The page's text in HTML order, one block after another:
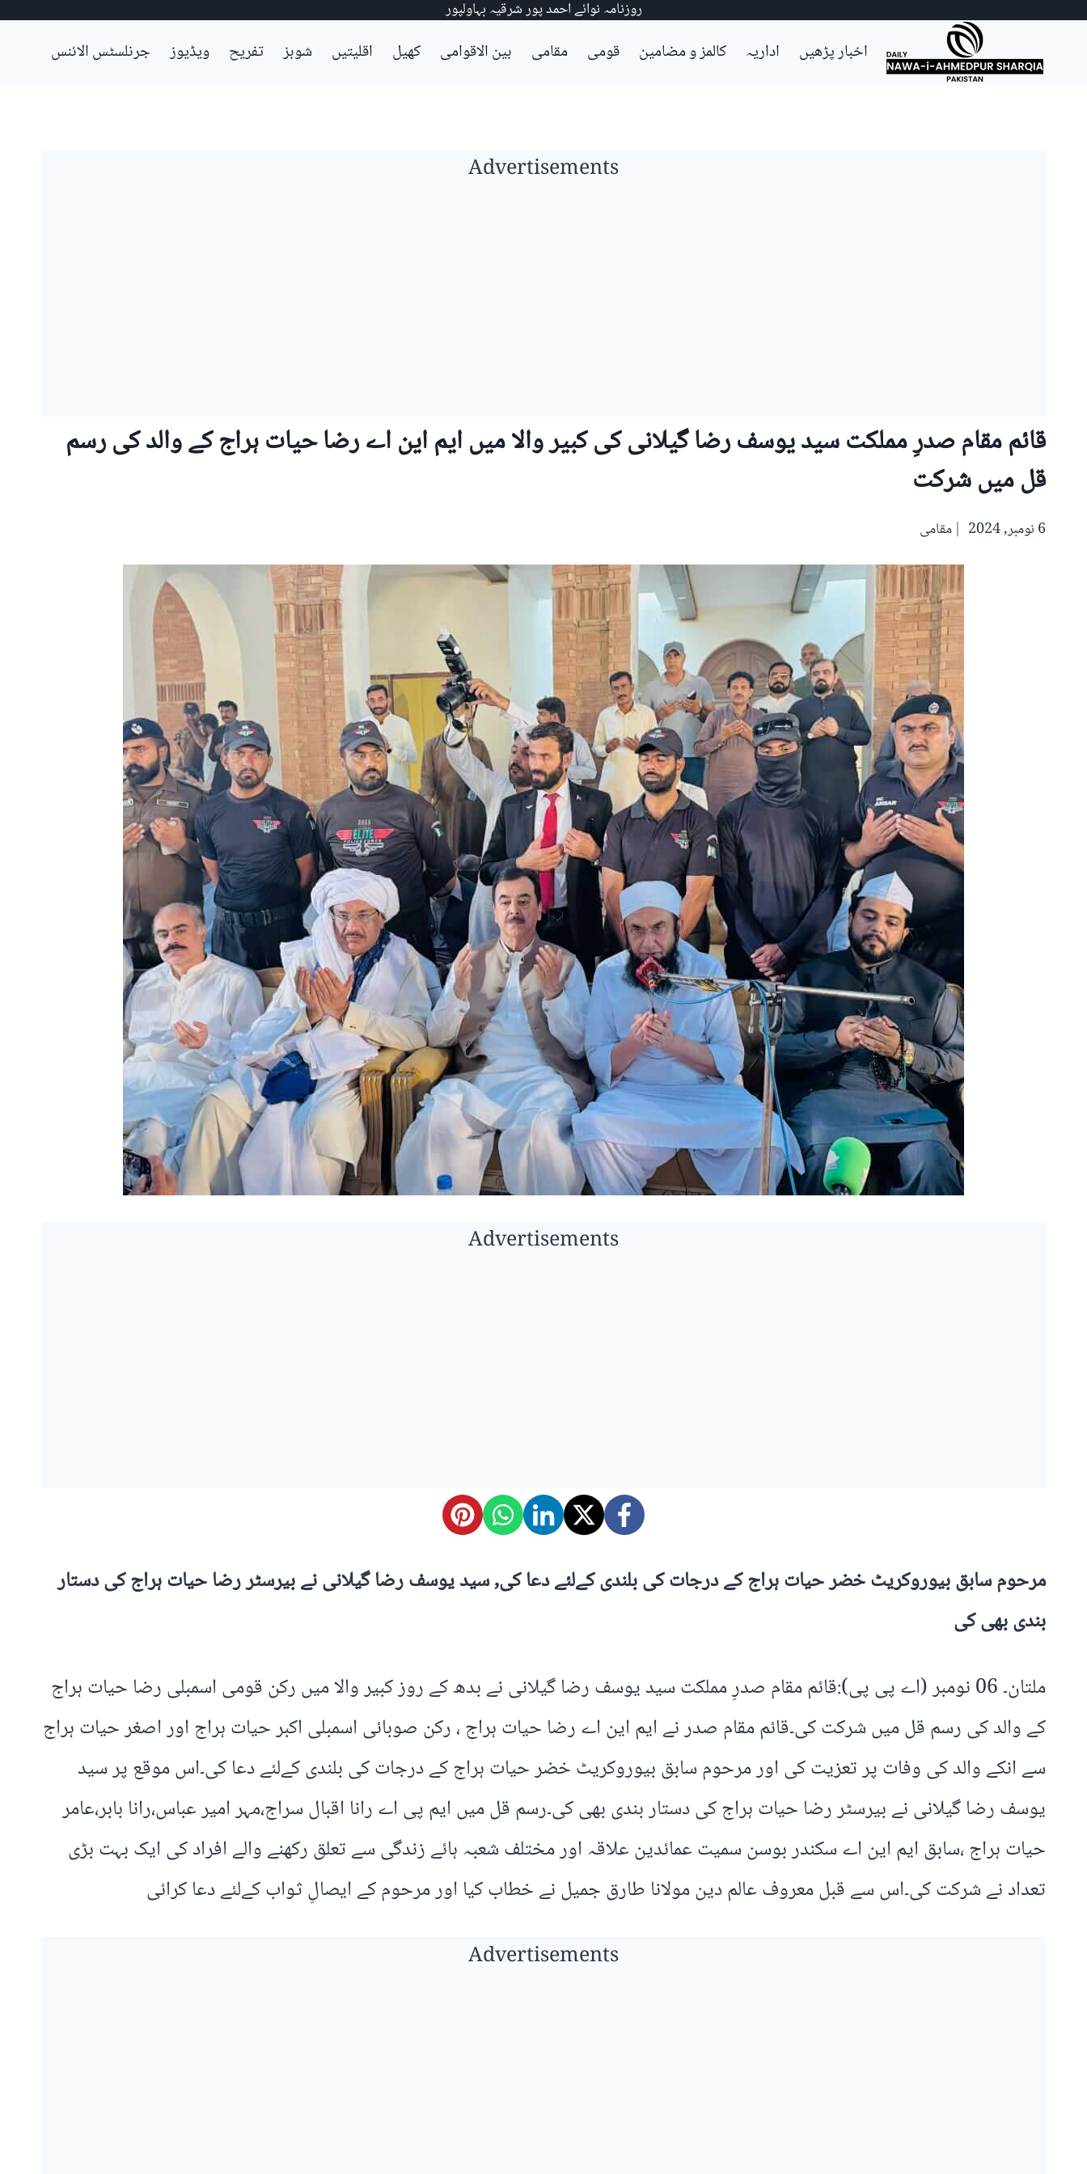
Skip
روزنامہ نوائے احمد پور شرقیہ بہاولپور
اخبار پڑھیں اداریہ کالمز و مضامین قومی مقامی بین الاقوامی کھیل اقلیتیں شوبز تفریح ویڈیوز جرنلسٹس الائنس
Advertisements
قائم مقام صدرِ مملکت سید یوسف رضا گیلانی کی کبیر والا میں ایم این اے رضا حیات ہراج کے والد کی رسم
قل میں شرکت
6 نومبر, 2024 مقامی
Advertisements
مرحوم سابق بیوروکریٹ خضر حیات ہراج کے درجات کی بلندی کےلئے دعا کی, سید یوسف رضا گیلانی نے بیرسٹر رضا حیات ہراج کی دستار
بندی بھی کی
ملتان۔ 06 نومبر (اے پی پی):قائم مقام صدرِ مملکت سید یوسف رضا گیلانی نے بدھ کے روز کبیر والا میں رکن قومی اسمبلی رضا حیات ہراج
کے والد کی رسم قل میں شرکت کی۔قائم مقام صدر نے ایم این اے رضا حیات ہراج ، رکن صوبائی اسمبلی اکبر حیات ہراج اور اصغر حیات ہراج
سے انکے والد کی وفات پر تعزیت کی اور مرحوم سابق بیوروکریٹ خضر حیات ہراج کے درجات کی بلندی کےلئے دعا کی۔اس موقع پر سید
یوسف رضا گیلانی نے بیرسٹر رضا حیات ہراج کی دستار بندی بھی کی۔رسم قل میں ایم پی اے رانا اقبال سراج،مہر امیر عباس،رانا بابر،عامر
حیات ہراج ،سابق ایم این اے سکندر بوسن سمیت عمائدین علاقہ اور مختلف شعبہ ہائے زندگی سے تعلق رکھنے والے افراد کی ایک بہت بڑی
تعداد نے شرکت کی۔اس سے قبل معروف عالم دین مولانا طارق جمیل نے خطاب کیا اور مرحوم کے ایصالِ ثواب کےلئے دعا کرائی
Advertisements